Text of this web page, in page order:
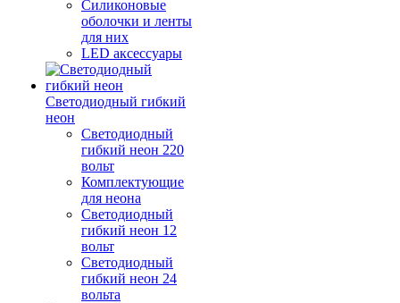
Силиконовые
оболочки и ленты
для них
LED аксессуары
Светодиодный гибкий
неон
Светодиодный
гибкий неон 220
вольт
Комплектующие
для неона
Светодиодный
гибкий неон 12
вольт
Светодиодный
гибкий неон 24
вольта